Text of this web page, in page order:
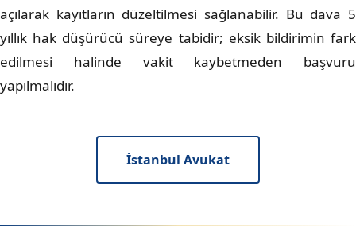
açılarak kayıtların düzeltilmesi sağlanabilir. Bu dava 5
yıllık hak düşürücü süreye tabidir; eksik bildirimin fark
edilmesi halinde vakit kaybetmeden başvuru
yapılmalıdır.
İstanbul Avukat